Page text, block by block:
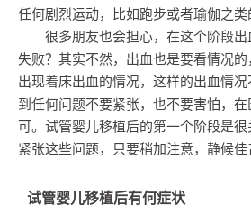
任何剧烈运动，比如跑步或者瑜伽之类
很多朋友也会担心，在这个阶段
失败？其实不然，出血也是要看情况
出现着床出血的情况，这样的出血情
到任何问题不要紧张，也不要害怕，
可。试管婴儿移植后的第一个阶段是
紧张这些问题，只要稍加注意，静候佳
试管婴儿移植后有何症状